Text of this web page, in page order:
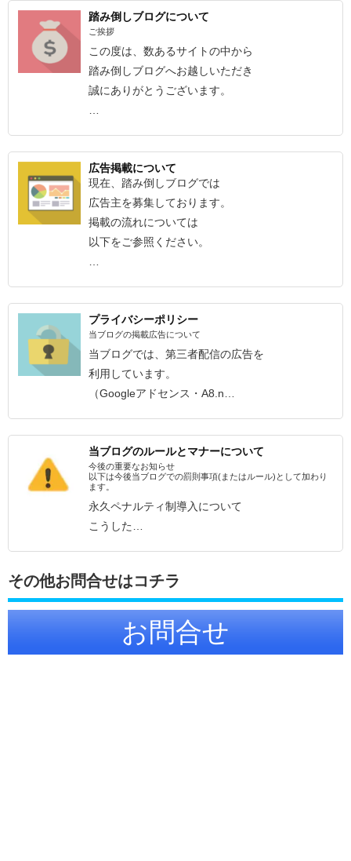
踏み倒しブログについて
ご挨拶
この度は、数あるサイトの中から
踏み倒しブログへお越しいただき
誠にありがとうございます。
広告掲載について
現在、踏み倒しブログでは
広告主を募集しております。
掲載の流れについては
以下をご参照ください。
プライバシーポリシー
当ブログの掲載広告について
当ブログでは、第三者配信の広告を
利用しています。
（Googleアドセンス・A8.n…
当ブログのルールとマナーについて
今後の重要なお知らせ
以下は今後当ブログでの罰則事項(またはルール)として加わり
ます。
永久ペナルティ制導入について
こうした…
その他お問合せはコチラ
お問合せ